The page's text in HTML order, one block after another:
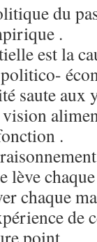
du
.
est la
saute aux
.
lève
chaque
de
point .